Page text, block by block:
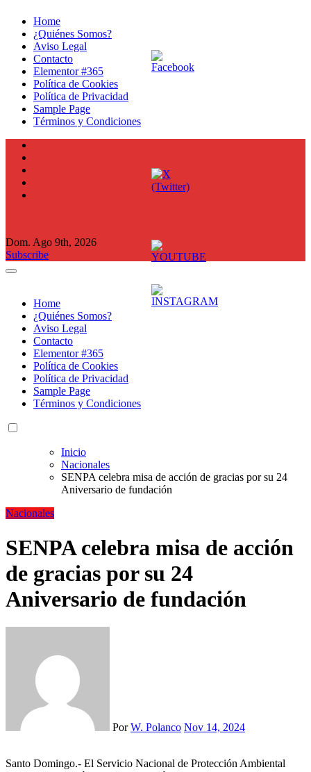
contenido
Home
¿Quiénes Somos?
Aviso Legal
Contacto
Elementor #365
Política de Cookies
Política de Privacidad
Sample Page
Términos y Condiciones
Dom. Ago 9th, 2026
Subscribe
Home
¿Quiénes Somos?
Aviso Legal
Contacto
Elementor #365
Política de Cookies
Política de Privacidad
Sample Page
Términos y Condiciones
Inicio
Nacionales
SENPA celebra misa de acción de gracias por su 24
Aniversario de fundación
Nacionales
SENPA celebra misa de acción
de gracias por su 24
Aniversario de fundación
PorW. Polanco Nov 14, 2024
Santo Domingo.- El Servicio Nacional de Protección Ambiental